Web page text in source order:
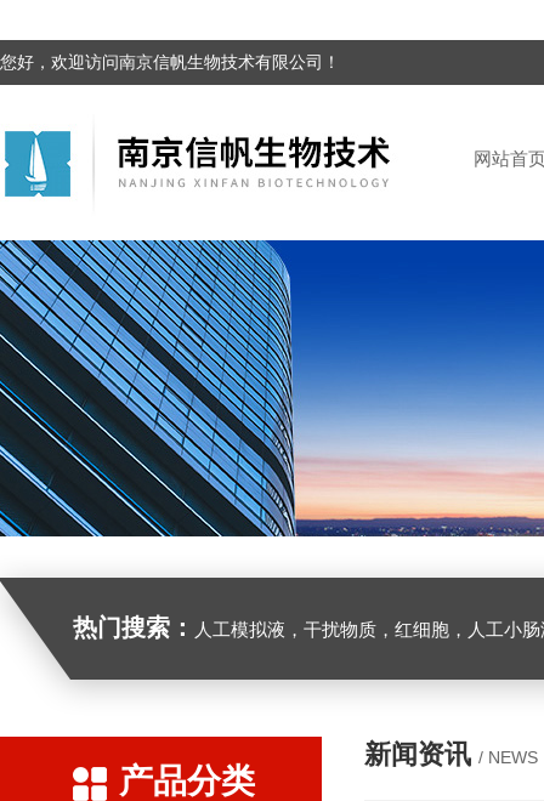
您好，欢迎访问南京信帆生物技术有限公司！
网站首
热门搜索： 人工模拟液，干扰物质，红细胞，人工小
产品分类
新闻资讯 / NEWS